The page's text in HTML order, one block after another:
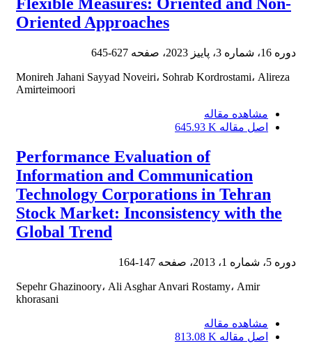
Oriented Approaches
دوره 16، شماره 3، پاییز 2023، صفحه 627-645
Monireh Jahani Sayyad Noveiri، Sohrab Kordrostami، Alireza
Amirteimoori
مشاهده مقاله
اصل مقاله 645.93 K
Performance Evaluation of
Information and Communication
Technology Corporations in Tehran
Stock Market: Inconsistency with the
Global Trend
دوره 5، شماره 1، 2013، صفحه 147-164
Sepehr Ghazinoory، Ali Asghar Anvari Rostamy، Amir
khorasani
مشاهده مقاله
اصل مقاله 813.08 K